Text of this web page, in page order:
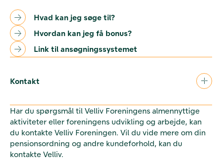
Hvad kan jeg søge til?
Hvordan kan jeg få bonus?
Link til ansøgningssystemet
Kontakt
Har du spørgsmål til Velliv Foreningens almennyttige
aktiviteter eller foreningens udvikling og arbejde, kan
du kontakte Velliv Foreningen. Vil du vide mere om din
pensionsordning og andre kundeforhold, kan du
kontakte Velliv.